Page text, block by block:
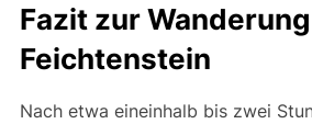
Fazit zur
Feichtenstein
Nach etwa eineinhalb bis zwei